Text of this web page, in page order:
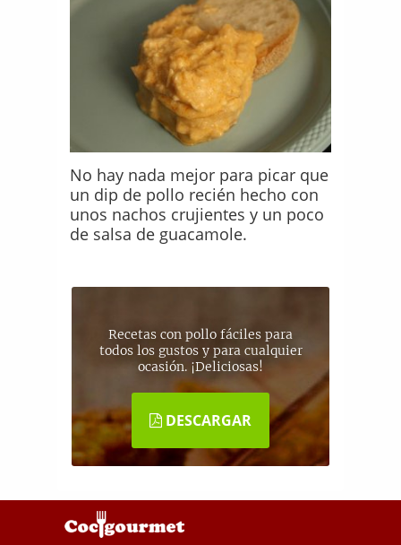
No hay nada mejor para picar que
un dip de pollo recién hecho con
unos nachos crujientes y un poco
de salsa de guacamole.
Recetas con pollo fáciles para
todos los gustos y para cualquier
ocasión. ¡Deliciosas!
DESCARGAR